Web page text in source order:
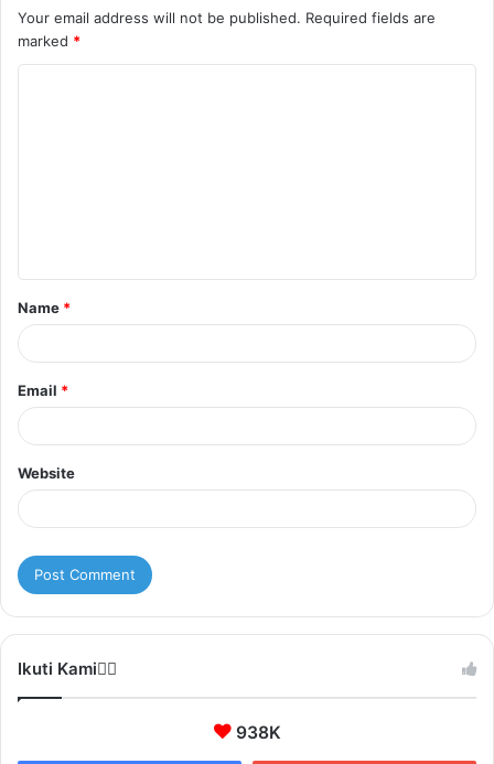
Your email address will not be published. Required fields are
marked *
t
*
Name *
Email *
Website
Ikuti Kami❤️‍🔥
938K